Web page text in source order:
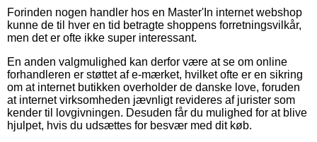
Forinden nogen handler hos en Master'In internet webshop
kunne de til hver en tid betragte shoppens forretningsvilkår,
men det er ofte ikke super interessant.
En anden valgmulighed kan derfor være at se om online
forhandleren er støttet af e-mærket, hvilket ofte er en sikring
om at internet butikken overholder de danske love, foruden
at internet virksomheden jævnligt revideres af jurister som
kender til lovgivningen. Desuden får du mulighed for at blive
hjulpet, hvis du udsættes for besvær med dit køb.